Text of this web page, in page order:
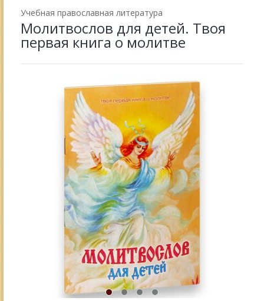
Учебная православная литература
Молитвослов для детей. Твоя
первая книга о молитве